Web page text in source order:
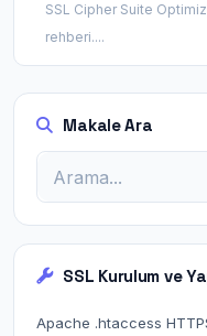
SSL Cipher Suite
rehberi....
Makale Ara
SSL Kurulum ve
Apache .htaccess